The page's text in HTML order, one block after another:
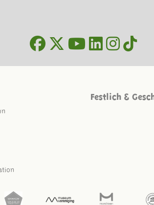
Festlich &